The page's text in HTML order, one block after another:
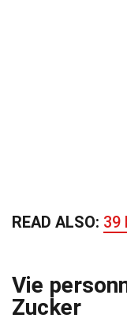
READ ALSO: 39
Vie
Zucker